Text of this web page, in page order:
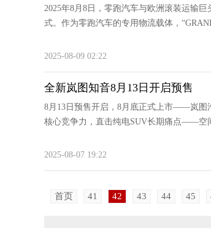
2025年8月8日，零跑汽车与欧洲滚装运输
式。作为零跑汽车的专用物流载体，
2025-08-09 02:22
全新岚图知音8月13日开启预售
8月13日预售开启，8月底正式上市——岚图
核心竞争力，直击纯电SUV长期痛点——空
2025-08-07 19:22
首页 41 42 43 44 45